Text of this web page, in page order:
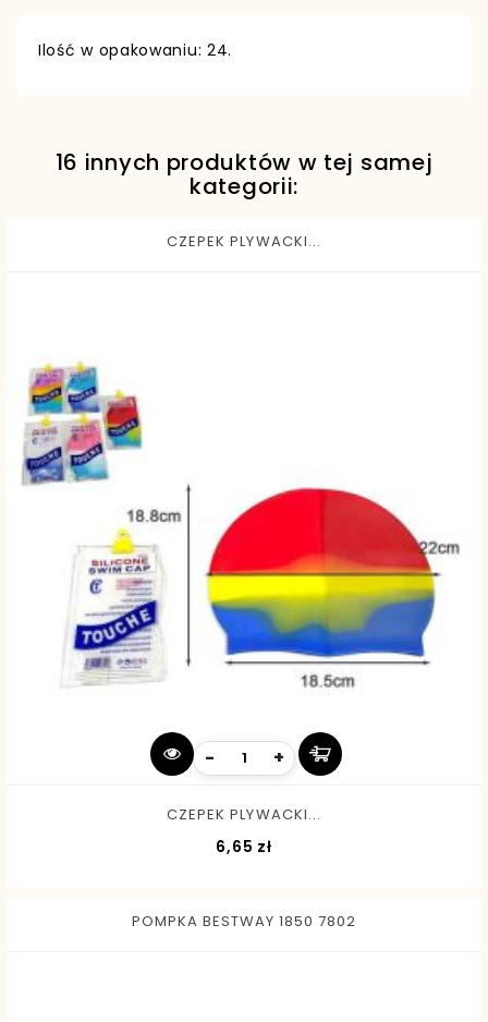
Ilość w opakowaniu: 24.
EAN13 6941607386231
16 innych produktów w tej samej
kategorii:
CZEPEK PLYWACKI...
- +
CZEPEK PLYWACKI...
6,65 zł
POMPKA BESTWAY 1850 7802